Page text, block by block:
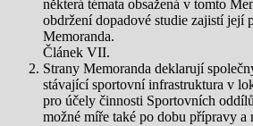
některá témata obsažená v tomto
obdržení dopadové studie zajistí její
Memoranda.
Článek VII.
Strany Memoranda deklarují
stávající sportovní infrastruktura v
pro účely činnosti Sportovních
možné míře také po dobu přípravy